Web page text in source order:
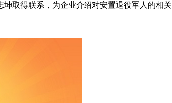
取得联系，为企业介绍对安置退役军人的相关